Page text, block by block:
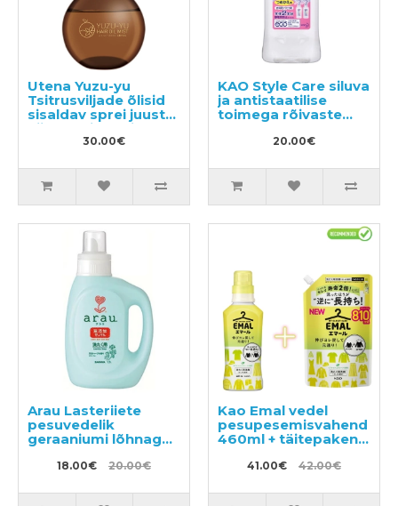
Utena Yuzu-yu
Tsitrusviljade õlisid
sisaldav sprei juuste
niisutamiseks ja
toitmiseks 180ml
30.00€
KAO Style Care siluva
ja antistaatilise
toimega rõivaste
täitepakend 400ml
20.00€
Arau Lasteriiete
pesuvedelik
geraaniumi lõhnaga
18.00€ 20.00€
Kao Emal vedel
pesupesemisvahend
460ml + täitepakend
41.00€ 42.00€